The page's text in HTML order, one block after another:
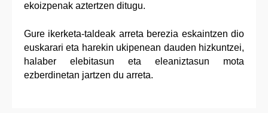
ekoizpenak aztertzen ditugu.
Gure ikerketa-taldeak arreta berezia eskaintzen dio
euskarari eta harekin ukipenean dauden hizkuntzei,
halaber elebitasun eta eleaniztasun mota
ezberdinetan jartzen du arreta.